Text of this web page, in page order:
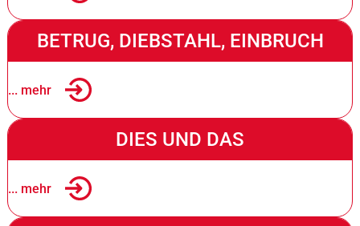
BETRUG, DIEBSTAHL, EINBRUCH
... mehr
DIES UND DAS
... mehr